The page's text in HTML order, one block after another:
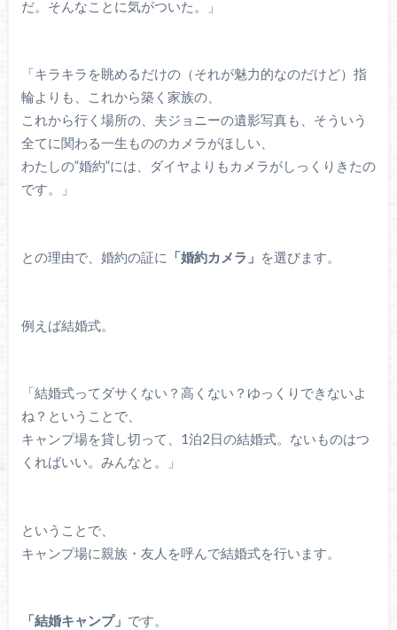
だ。そんなことに気がついた。」
「キラキラを眺めるだけの（それが魅力的なのだけど）指
輪よりも、これから築く家族の、
これから行く場所の、夫ジョニーの遺影写真も、そういう
全てに関わる一生もののカメラがほしい、
わたしの”婚約”には、ダイヤよりもカメラがしっくりきたの
です。」
との理由で、婚約の証に 「婚約カメラ」 を選びます。
例えば結婚式。
「結婚式ってダサくない？高くない？ゆっくりできないよ
ね？ということで、
キャンプ場を貸し切って、1泊2日の結婚式。ないものはつ
くればいい。みんなと。」
ということで、
キャンプ場に親族・友人を呼んで結婚式を行います。
「結婚キャンプ」 です。